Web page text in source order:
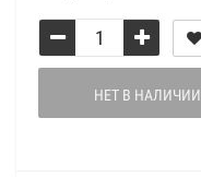
НЕТ В НАЛИЧИИ